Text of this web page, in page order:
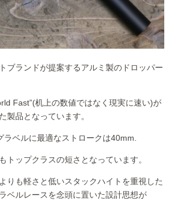
ブランドが提案するアルミ製のドロッパー
Fast”(机上の数値ではなく現実に速い)が
製品となっています。
ラベルに最適なストロークは40mm.
トップクラスの短さとなっています。
りも軽さと低いスタックハイトを重視した
ベルレースを念頭に置いた設計思想が